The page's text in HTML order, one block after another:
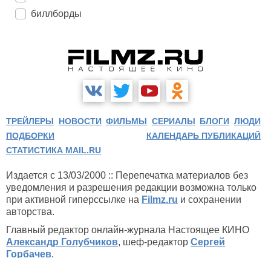
биллборды
ТРЕЙЛЕРЫ НОВОСТИ ФИЛЬМЫ СЕРИАЛЫ БЛОГИ ЛЮДИ
ПОДБОРКИ
КАЛЕНДАРЬ ПУБЛИКАЦИЙ
СТАТИСТИКА MAIL.RU
Издается с 13/03/2000 :: Перепечатка материалов без
уведомления и разрешения редакции возможна только
при активной гиперссылке на Filmz.ru и сохранении
авторства.
Главный редактор онлайн-журнала Настоящее КИНО
Александр Голубчиков, шеф-редактор Сергей
Горбачев.